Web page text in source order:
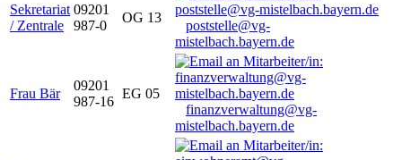
Sekretariat
/ Zentrale
09201
987-0
OG 13
poststelle@vg-
mistelbach.bayern.de
Frau Bär
09201
987-16
EG 05
finanzverwaltung@vg-
mistelbach.bayern.de